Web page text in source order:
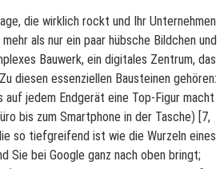
die wirklich rockt und Ihr Unternehmen
als nur ein paar hübsche Bildchen und
Bauwerk, ein digitales Zentrum, das
diesen essenziellen Bausteinen gehören:
auf jedem Endgerät eine Top-Figur macht
bis zum Smartphone in der Tasche) [7,
so tiefgreifend ist wie die Wurzeln eines
Sie bei Google ganz nach oben bringt;